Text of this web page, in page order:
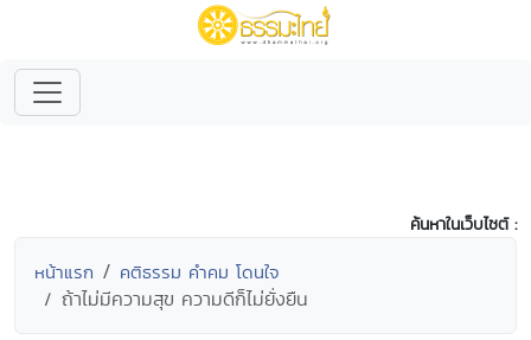
ค้นหาในเว็บไซต์ :
หน้าแรก คติธรรม คำคม โดนใจ
ถ้าไม่มีความสุข ความดีก็ไม่ยั่งยืน